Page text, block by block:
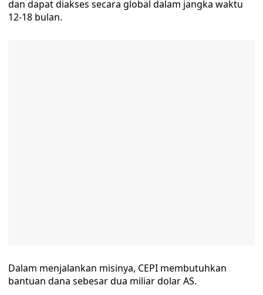
dan dapat diakses secara global dalam jangka waktu
12-18 bulan.
Dalam menjalankan misinya, CEPI membutuhkan
bantuan dana sebesar dua miliar dolar AS.